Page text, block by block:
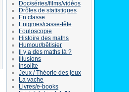
Doc/séries/films/vidéos
Drôles de statistiques
En classe
Enigmes/casse-tête
Fouloscopie
Histoire des maths
Humour/bêtisier
Il y a des maths là ?
Illusions
Insolite
Jeux / Théorie des jeux
La vache
Livres/e-books